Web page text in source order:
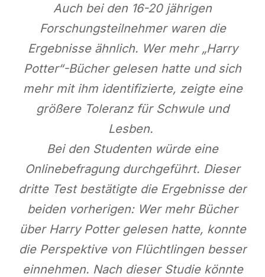
Auch bei den 16-20 jährigen
Forschungsteilnehmer waren die
Ergebnisse ähnlich. Wer mehr „Harry
Potter“-Bücher gelesen hatte und sich
mehr mit ihm identifizierte, zeigte eine
größere Toleranz für Schwule und
Lesben.
Bei den Studenten würde eine
Onlinebefragung durchgeführt. Dieser
dritte Test bestätigte die Ergebnisse der
beiden vorherigen: Wer mehr Bücher
über Harry Potter gelesen hatte, konnte
die Perspektive von Flüchtlingen besser
einnehmen. Nach dieser Studie könnte